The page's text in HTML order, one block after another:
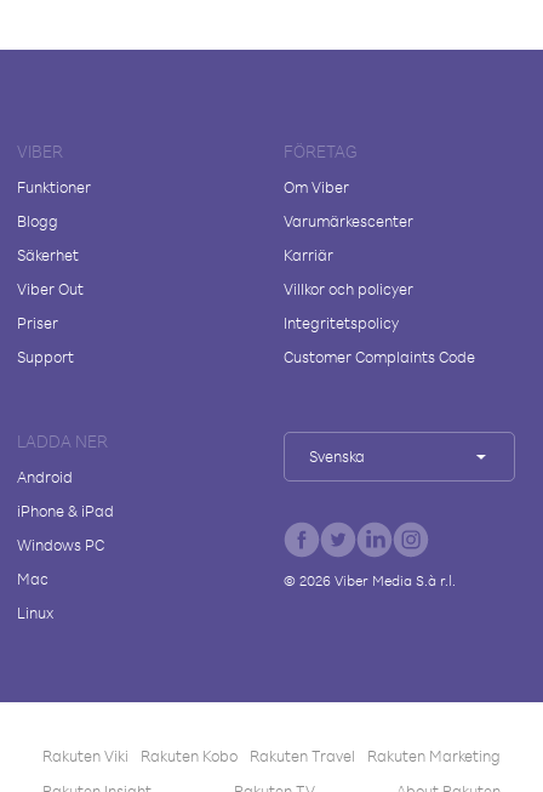
VIBER
Funktioner
Blogg
Säkerhet
Viber Out
Priser
Support
FÖRETAG
Om Viber
Varumärkescenter
Karriär
Villkor och policyer
Integritetspolicy
Customer Complaints Code
LADDA NER
Android
iPhone & iPad
Windows PC
Mac
Linux
Svenska
© 2026Viber Media S.à r.l.
Rakuten Viki Rakuten Kobo Rakuten Travel
Rakuten Marketing